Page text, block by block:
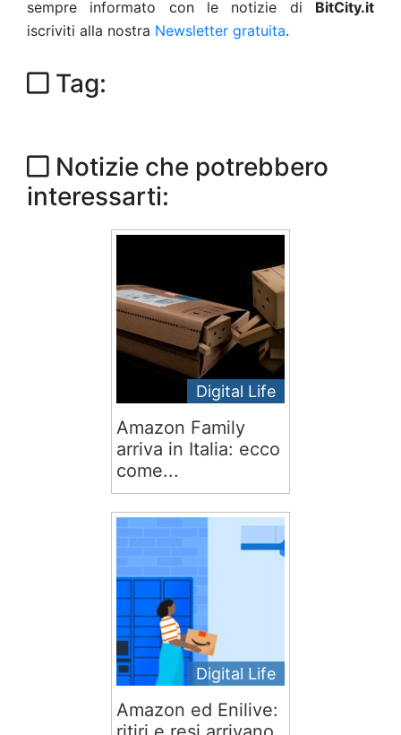
sempre informato con le notizie di BitCity.it
iscriviti alla nostra Newsletter gratuita.
Tag:
Notizie che potrebbero
interessarti:
Digital Life
Amazon Family
arriva in Italia: ecco
come...
Digital Life
Amazon ed Enilive: